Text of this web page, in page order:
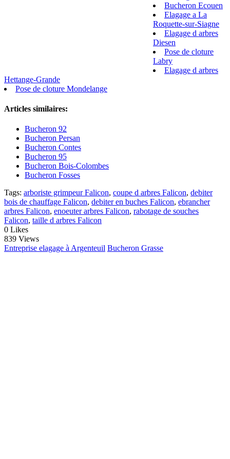
Bucheron Ecouen
Elagage a La
Roquette-sur-Siagne
Elagage d arbres
Diesen
Pose de cloture
Labry
Elagage d arbres
Hettange-Grande
Pose de cloture Mondelange
Articles similaires:
Bucheron 92
Bucheron Persan
Bucheron Contes
Bucheron 95
Bucheron Bois-Colombes
Bucheron Fosses
Tags: arboriste grimpeur Falicon, coupe d arbres Falicon, debiter
bois de chauffage Falicon, debiter en buches Falicon, ebrancher
arbres Falicon, enoeuter arbres Falicon, rabotage de souches
Falicon, taille d arbres Falicon
0 Likes
839 Views
Entreprise elagage à Argenteuil Bucheron Grasse